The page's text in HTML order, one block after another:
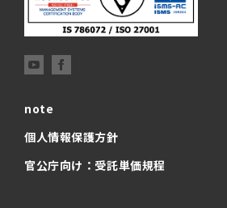
note
個人情報保護方針
官公庁向け：受託単価規程